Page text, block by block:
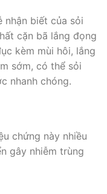
nhận biết của sỏi
cặn bã lắng đọng
kèm mùi hôi, lắng
sớm, có thể sỏi
nhanh chóng.
chứng này nhiều
gây nhiễm trùng